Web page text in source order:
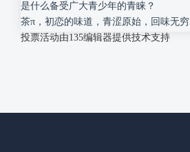
是什么备受广大青少年的青睐？
茶π，初恋的味道，青涩原始，回味无穷
投票活动由135编辑器提供技术支持